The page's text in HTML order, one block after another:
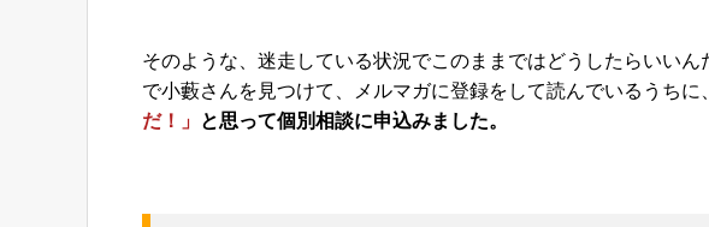
そのような、迷走している状況でこのままではどうしたらいい
で小藪さんを見つけて、メルマガに登録をして読んでいるうちに、
だ！」 と思って個別相談に申込みました。